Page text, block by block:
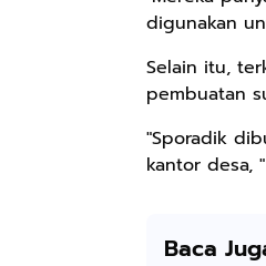
digunakan
Selain itu,
pembuatan
"Sporadik
kantor desa,
Baca